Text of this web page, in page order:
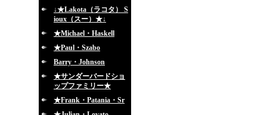
↓★Lakota（ラコタ） S
ioux（スー）★↓
★Michael・Haskell
★Paul・Szabo
Barry・Johnson
★サンダーバードショ
ップファミリー★
★Frank・Patania・Sr